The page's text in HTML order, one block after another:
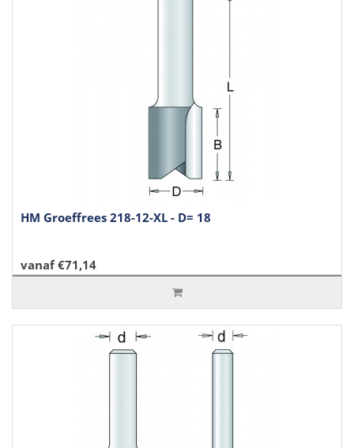
HM Groeffrees 218-12-XL - D= 18
vanaf €71,14